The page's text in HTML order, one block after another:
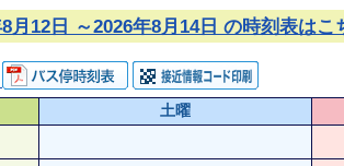
月12日 ～2026年8月14日 の時刻表はこ
土曜